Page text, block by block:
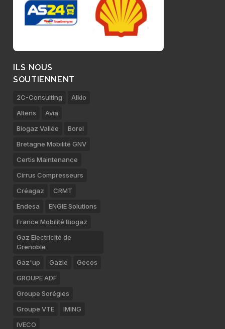
ILS NOUS
SOUTIENNENT
2C-Consulting
Alkio
Altens
Avia
Biogaz Vallée
Borel
Bretagne Mobilité GNV
Certis Maintenance
Cirrus Compresseurs
Créagaz
CRMT
Endesa
ENGIE Solutions
France Mobilité Biogaz
Gaz Electricité de
Grenoble
Gaz'up
Gazie
Gecos
GROUPE ADF
Groupe Sorégies
Groupe VTE
IMING
IVECO